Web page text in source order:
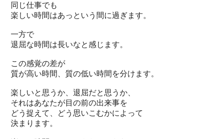
同じ仕事でも
楽しい時間はあっという間に過ぎます。
一方で
退屈な時間は長いなと感じます。
この感覚の差が
質が高い時間、質の低い時間を分けます。
楽しいと思うか、退屈だと思うか、
それはあなたが目の前の出来事を
どう捉えて、どう思いこむかによって
決まります。